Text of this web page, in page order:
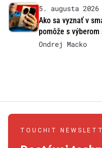
5. augusta 2026
Ako sa vyznať v
pomôže s
Ondrej Macko
TOUCHIT